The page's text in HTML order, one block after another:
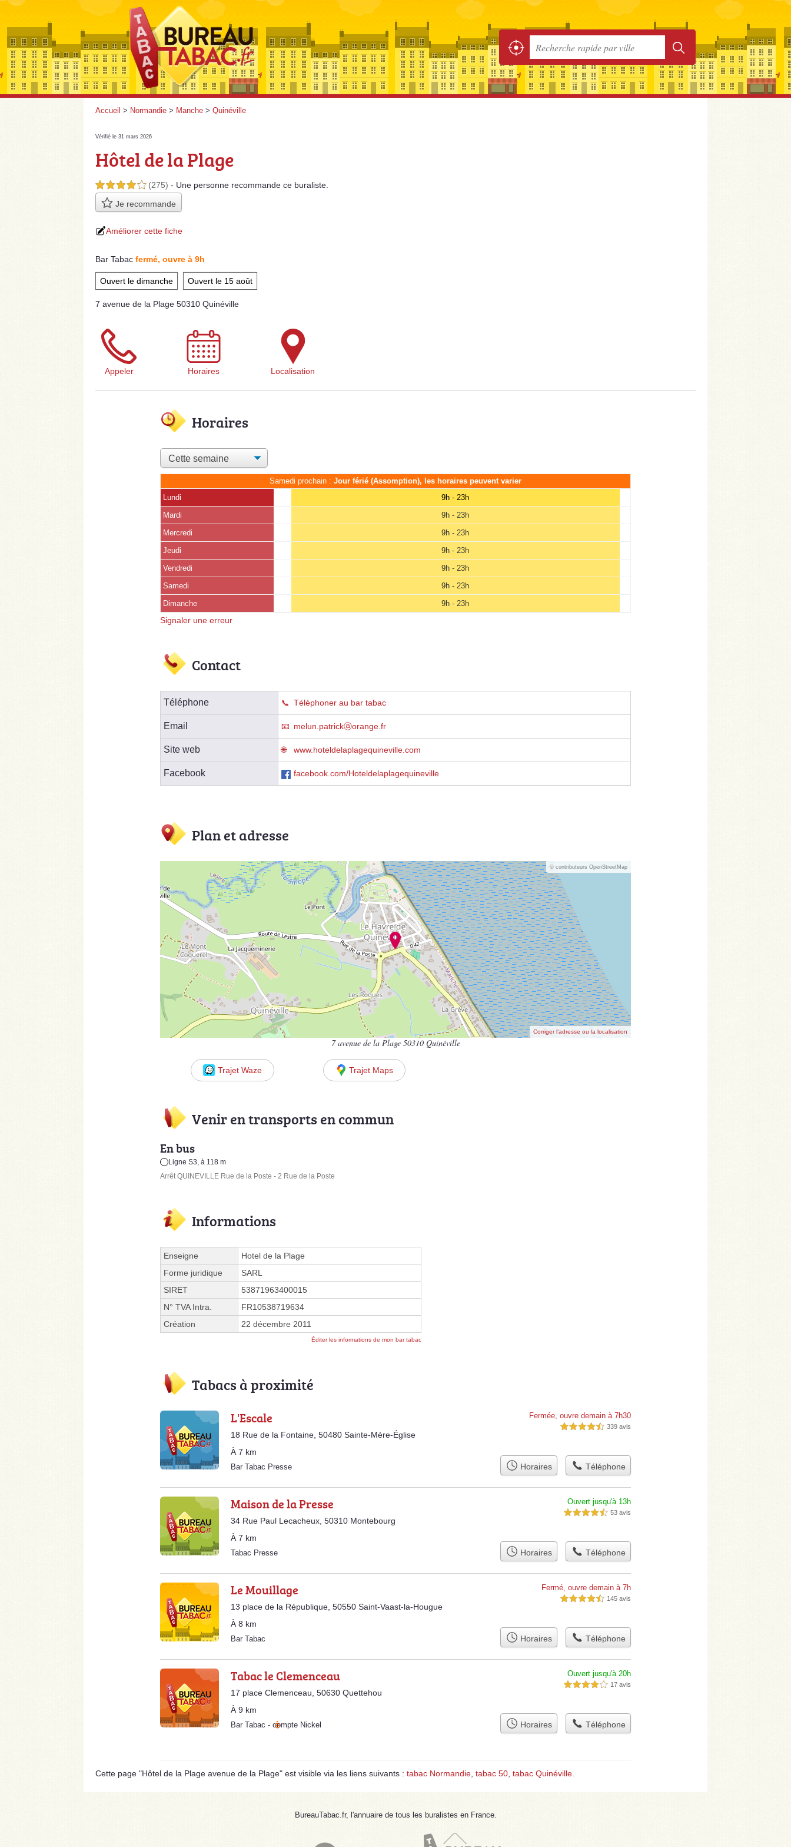
Accueil > Normandie > Manche > Quinéville
Vérifié le 31 mars 2026
Hôtel de la Plage
4,0 étoiles sur 5 (275) - Une personne recommande ce buraliste.
Je recommande
Améliorer cette fiche
Bar Tabac fermé, ouvre à 9h
Ouvert le dimanche Ouvert le 15 août
7 avenue de la Plage 50310 Quinéville
Appeler Horaires Localisation
Horaires
Samedi prochain : Jour férié (Assomption), les horaires peuvent varier
Lundi
9h - 23h
Mardi 9h - 23h
Mercredi 9h - 23h
Jeudi 9h - 23h
Vendredi 9h - 23h
Samedi
(15 août)
9h - 23h
Dimanche 9h - 23h
Signaler une erreur
Contact
Téléphone Téléphoner au bar tabac
Email melun.patrickⓐorange.fr
Site web www.hoteldelaplagequineville.com
Facebook facebook.com/Hoteldelaplagequineville
Plan et adresse
© contributeurs OpenStreetMap
Corriger l’adresse ou la localisation
7 avenue de la Plage 50310 Quinéville
Trajet Waze Trajet Maps
Venir en transports en commun
En bus
Ligne S3, à 118 m
Arrêt QUINEVILLE Rue de la Poste - 2 Rue de la Poste
Informations
Enseigne
Hotel de la Plage
Forme juridique
SARL
SIRET
53871963400015
N° TVA Intra.
FR10538719634
Création
22 décembre 2011
Éditer les informations de mon bar tabac
Tabacs à proximité
L'Escale
18 Rue de la Fontaine, 50480 Sainte-Mère-Église
À 7 km
Fermée, ouvre demain à 7h30
4,5 étoiles sur 5 339 avis
Bar Tabac Presse Horaires Téléphone
Maison de la Presse
34 Rue Paul Lecacheux, 50310 Montebourg
À 7 km
Ouvert jusqu'à 13h
4,5 étoiles sur 5 53 avis
Tabac Presse Horaires Téléphone
Le Mouillage
13 place de la République, 50550 Saint-Vaast-la-Hougue
À 8 km
Fermé, ouvre demain à 7h
4,5 étoiles sur 5 145 avis
Bar Tabac Horaires Téléphone
Tabac le Clemenceau
17 place Clemenceau, 50630 Quettehou
À 9 km
Ouvert jusqu'à 20h
4,0 étoiles sur 5 17 avis
Bar Tabac - compte Nickel Horaires Téléphone
Cette page "Hôtel de la Plage avenue de la Plage" est visible via les liens suivants : tabac Normandie tabac 50 tabac Quinéville
BureauTabac.fr, l'annuaire de tous les buralistes en France.